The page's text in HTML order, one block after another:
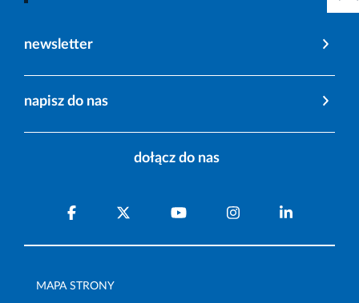
newsletter
napisz do nas
dołącz do nas
MAPA STRONY